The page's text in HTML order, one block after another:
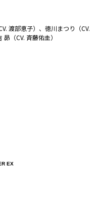
渡部恵子）、徳川まつり（CV.
（CV. 斉藤佑圭）
EX